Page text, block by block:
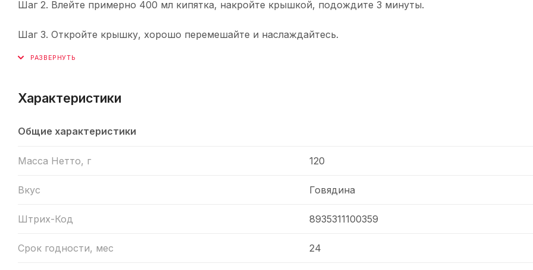
Шаг 2. Влейте примерно 400 мл кипятка, накройте крышкой, подождите 3 минуты.
Шаг 3. Откройте крышку, хорошо перемешайте и наслаждайтесь.
Характеристики
Общие характеристики
Масса Нетто, г 120
Вкус Говядина
Штрих-Код 8935311100359
Срок годности, мес 24